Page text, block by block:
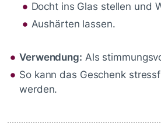
Docht ins Glas stellen und
Aushärten lassen.
Verwendung: Als
So kann das Geschenk
werden.